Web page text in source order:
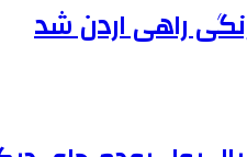
راهی اردن شد